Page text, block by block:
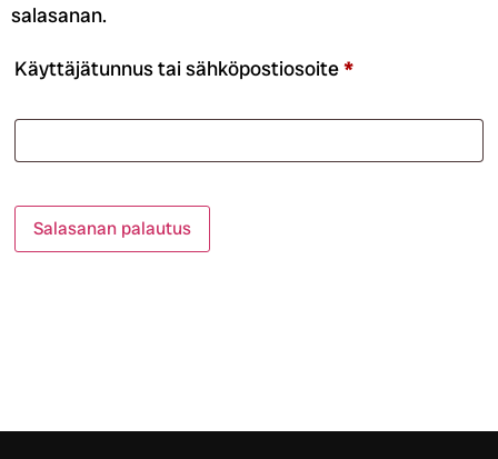
salasanan.
Käyttäjätunnus tai sähköpostiosoite*
Salasanan palautus